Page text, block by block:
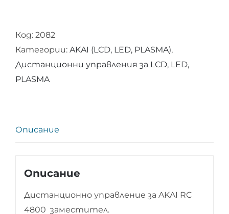
управление
за
AKAI
RC
Код: 2082
Категории: AKAI (LCD, LED, PLASMA),
Дистанционни управления за LCD, LED,
PLASMA
Описание
Описание
Дистанционно управление за AKAI RC
4800 заместител.